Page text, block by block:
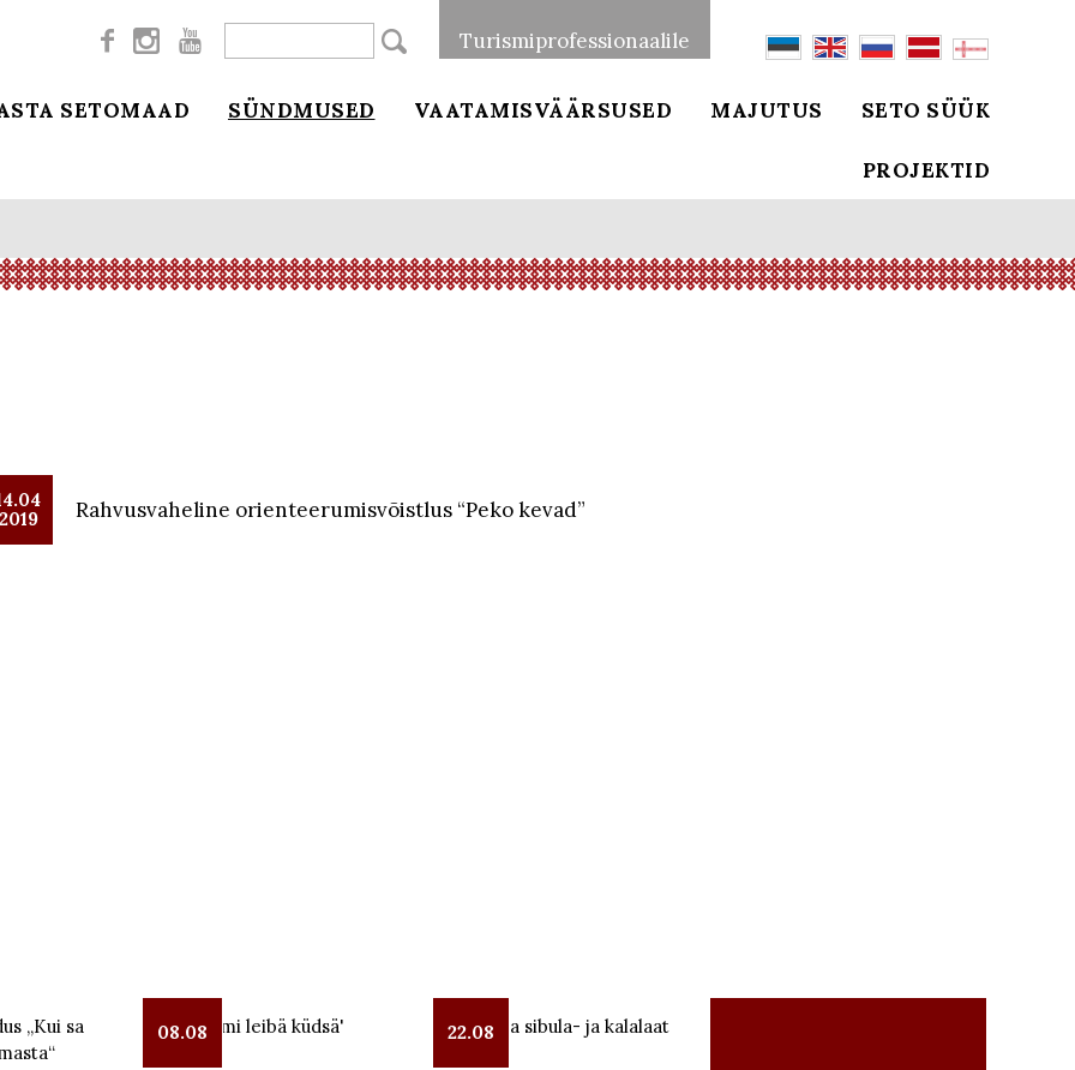
Turismiprofessionaalile
  
SETOMAAD SÜNDMUSED VAATAMISVÄÄRSUSED MAJUTUS SETO SÜÜK
PROJEKTID
2019
Rahvusvaheline orienteerumisvõistlus “Peko kevad”
„Kui sa
08.08
Leeloga mi leibä küdsä' 22.08
Lüübnitsa sibula- ja kalalaat